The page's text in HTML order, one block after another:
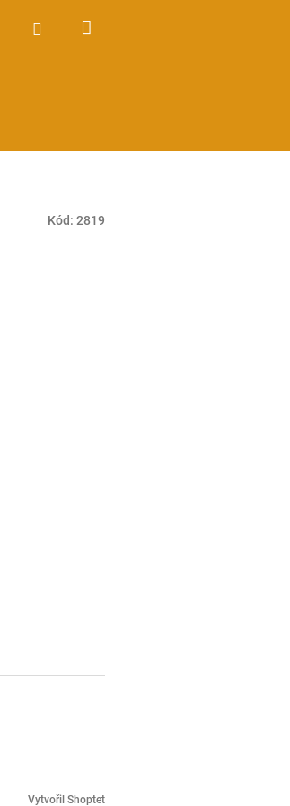
Hledat Přihlášení
Kód: 2819
Vytvořil Shoptet